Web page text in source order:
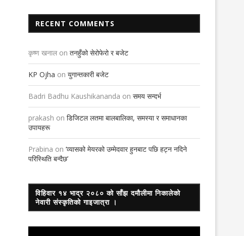
RECENT COMMENTS
कृष्ण खनाल on तनहुँको सेरोफेरो र बजेट
KP Ojha on युगान्तकारी बजेट
Badri Badhu Kaushikananda on समय सन्दर्भ
prakash on डिजिटल लतमा बालबालिका, समस्या र समाधानका
उपायहरू
Prabina on ‘व्यासको मेयरको उम्मेदवार हुनबाट पछि हट्न नदिने
परिस्थिति बन्दैछ’
विहिवार १४ भाद्र २०८० को साँझ दमौलीमा निकालेको
नेवारी संस्कृतिको गाइजात्रा ।